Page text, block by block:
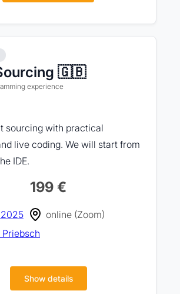
🇬🇧
experience
sourcing with practical
live coding. We will start from
IDE.
199 €
online (Zoom)
Priebsch
Show details